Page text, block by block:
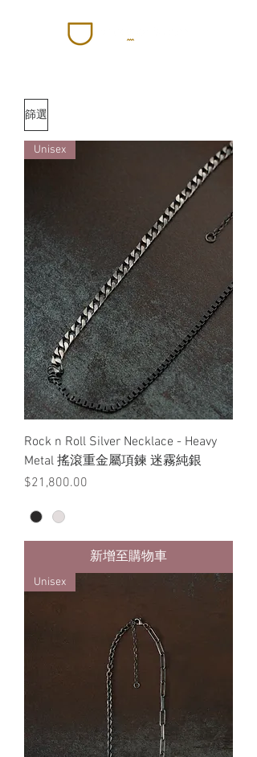
篩選
Unisex
Rock n Roll Silver Necklace - Heavy
Metal 搖滾重金屬項鍊 迷霧純銀
價格
$21,800.00
新增至購物車
Unisex